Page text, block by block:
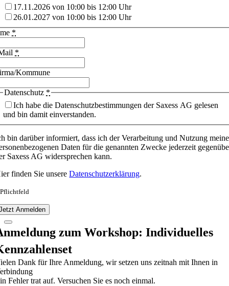
17.11.2026 von 10:00 bis 12:00 Uhr
26.01.2027 von 10:00 bis 12:00 Uhr
*
*
Kommune
Datenschutz *
Ich habe die Datenschutzbestimmungen der Saxess AG gelesen
und bin damit einverstanden.
bin darüber informiert, dass ich der Verarbeitung und Nutzung
Daten für die genannten Zwecke jederzeit
Saxess AG widersprechen kann.
finden Sie unsereDatenschutzerklärung.
Anmelden
zum Workshop: Individuelles
Dank für Ihre Anmeldung, wir setzen uns zeitnah mit Ihnen in
Fehler trat auf. Versuchen Sie es noch einmal.